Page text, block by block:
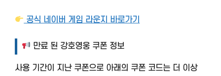
공식 네이버 게임 라운지 바로가기
만료 된 강호영웅 쿠폰 정보
사용 기간이 지난 쿠폰으로 아래의 쿠폰 코드는 더 이상